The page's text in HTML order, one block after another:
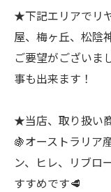
★下記エリアでリ
屋、梅ヶ丘、松陰
ご要望がございま
事も出来ます！
★当店、取り扱い
🍇オーストラリア
ン、ヒレ、リブロ
すすめです🥩